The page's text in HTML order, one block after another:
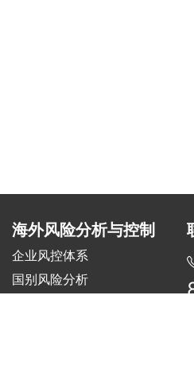
海外风险分析与控制
企业风控体系
国别风险分析